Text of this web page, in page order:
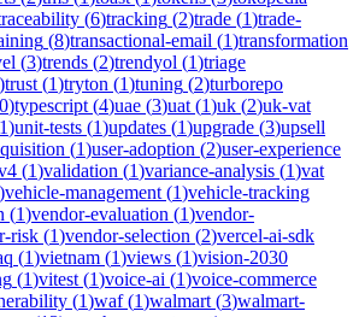
(6)tracking (2)trade (1)trade-
(8)transactional-email (1)transformation
(3)trends (2)trendyol (1)triage
)trust (1)tryton (1)tuning (2)turborepo
)typescript (4)uae (3)uat (1)uk (2)uk-vat
1)unit-tests (1)updates (1)upgrade (3)upsell
(1)user-adoption (2)user-experience
(1)validation (1)variance-analysis (1)vat
)vehicle-management (1)vehicle-tracking
(1)vendor-evaluation (1)vendor-
risk (1)vendor-selection (2)vercel-ai-sdk
(1)vietnam (1)views (1)vision-2030
(1)vitest (1)voice-ai (1)voice-commerce
(1)waf(1)walmart (3)walmart-